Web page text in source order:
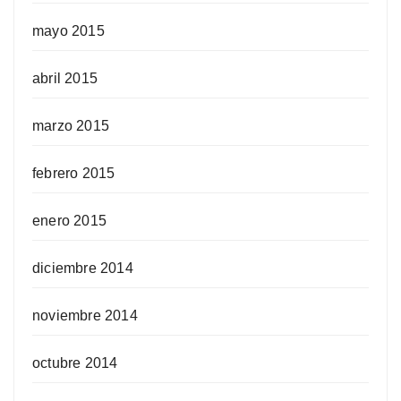
mayo 2015
abril 2015
marzo 2015
febrero 2015
enero 2015
diciembre 2014
noviembre 2014
octubre 2014